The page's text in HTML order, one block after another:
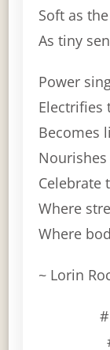
Soft as
As tiny
Power
Electrifies
Becomes
Celebrate
Where
Where
~ Lorin